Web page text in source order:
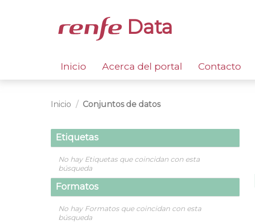
Data
Inicio Acerca del portal Contacto
Inicio Conjuntos de datos
Etiquetas
No hay Etiquetas que coincidan con esta
búsqueda
Formatos
No hay Formatos que coincidan con esta
búsqueda